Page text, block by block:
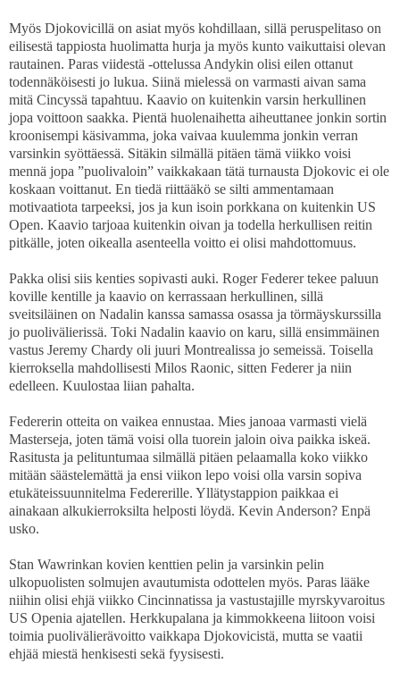
Myös Djokovicillä on asiat myös kohdillaan, sillä peruspelitaso on
eilisestä tappiosta huolimatta hurja ja myös kunto vaikuttaisi olevan
rautainen. Paras viidestä -ottelussa Andykin olisi eilen ottanut
todennäköisesti jo lukua. Siinä mielessä on varmasti aivan sama
mitä Cincyssä tapahtuu. Kaavio on kuitenkin varsin herkullinen
jopa voittoon saakka. Pientä huolenaihetta aiheuttanee jonkin sortin
kroonisempi käsivamma, joka vaivaa kuulemma jonkin verran
varsinkin syöttäessä. Sitäkin silmällä pitäen tämä viikko voisi
mennä jopa ”puolivaloin” vaikkakaan tätä turnausta Djokovic ei ole
koskaan voittanut. En tiedä riittääkö se silti ammentamaan
motivaatiota tarpeeksi, jos ja kun isoin porkkana on kuitenkin US
Open. Kaavio tarjoaa kuitenkin oivan ja todella herkullisen reitin
pitkälle, joten oikealla asenteella voitto ei olisi mahdottomuus.
Pakka olisi siis kenties sopivasti auki. Roger Federer tekee paluun
koville kentille ja kaavio on kerrassaan herkullinen, sillä
sveitsiläinen on Nadalin kanssa samassa osassa ja törmäyskurssilla
jo puolivälierissä. Toki Nadalin kaavio on karu, sillä ensimmäinen
vastus Jeremy Chardy oli juuri Montrealissa jo semeissä. Toisella
kierroksella mahdollisesti Milos Raonic, sitten Federer ja niin
edelleen. Kuulostaa liian pahalta.
Federerin otteita on vaikea ennustaa. Mies janoaa varmasti vielä
Masterseja, joten tämä voisi olla tuorein jaloin oiva paikka iskeä.
Rasitusta ja pelituntumaa silmällä pitäen pelaamalla koko viikko
mitään säästelemättä ja ensi viikon lepo voisi olla varsin sopiva
etukäteissuunnitelma Federerille. Yllätystappion paikkaa ei
ainakaan alkukierroksilta helposti löydä. Kevin Anderson? Enpä
usko.
Stan Wawrinkan kovien kenttien pelin ja varsinkin pelin
ulkopuolisten solmujen avautumista odottelen myös. Paras lääke
niihin olisi ehjä viikko Cincinnatissa ja vastustajille myrskyvaroitus
US Openia ajatellen. Herkkupalana ja kimmokkeena liitoon voisi
toimia puolivälierävoitto vaikkapa Djokovicistä, mutta se vaatii
ehjää miestä henkisesti sekä fyysisesti.